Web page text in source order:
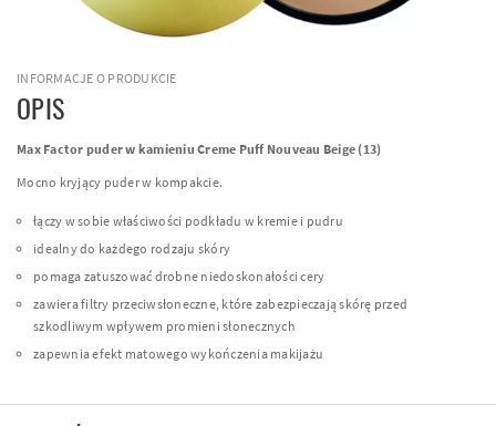
INFORMACJE O PRODUKCIE
OPIS
Max Factor puder w kamieniu Creme Puff Nouveau Beige (13)
Mocno kryjący puder w kompakcie.
łączy w sobie właściwości podkładu w kremie i pudru
idealny do każdego rodzaju skóry
pomaga zatuszować drobne niedoskonałości cery
zawiera filtry przeciwsłoneczne, które zabezpieczają skórę przed
szkodliwym wpływem promieni słonecznych
zapewnia efekt matowego wykończenia makijażu